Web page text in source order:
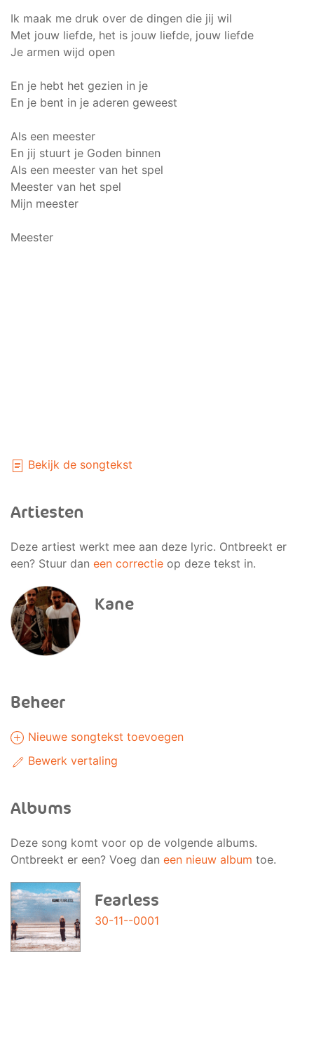
Ik maak me druk over de dingen die jij wil
Met jouw liefde, het is jouw liefde, jouw liefde
Je armen wijd open
En je hebt het gezien in je
En je bent in je aderen geweest
Als een meester
En jij stuurt je Goden binnen
Als een meester van het spel
Meester van het spel
Mijn meester
Meester
Bekijk de songtekst
Artiesten
Deze artiest werkt mee aan deze lyric. Ontbreekt er
een? Stuur dan een correctie op deze tekst in.
Kane
Beheer
Nieuwe songtekst toevoegen
Bewerk vertaling
Albums
Deze song komt voor op de volgende albums.
Ontbreekt er een? Voeg dan een nieuw album toe.
Fearless
30-11--0001